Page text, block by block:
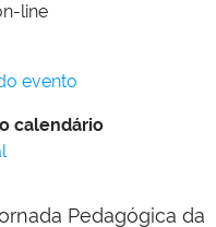
line
evento
calendário